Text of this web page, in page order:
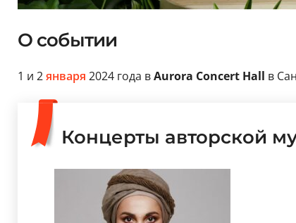
О событии
1 и 2января 2024 года вAurora Concert Hall в
Концерты авторской